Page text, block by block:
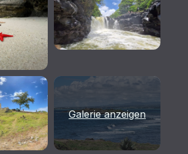
Galerie anzeigen